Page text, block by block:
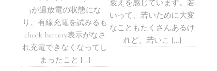
3が過放電の状態にな
り、有線充電を試みるも
check battery表示がなさ
れ充電できなくなってし
まったこと […]
衰えを感じています。若
いって、若いために大変
なこともたくさんあるけ
れど、若いこ […]